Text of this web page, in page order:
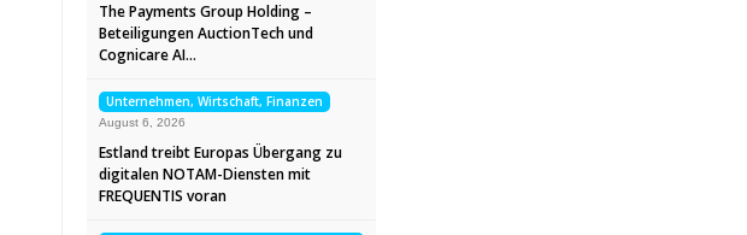
The Payments Group Holding –
Beteiligungen AuctionTech und
Cognicare AI…
Unternehmen, Wirtschaft, Finanzen
August 6, 2026
Estland treibt Europas Übergang zu
digitalen NOTAM-Diensten mit
FREQUENTIS voran